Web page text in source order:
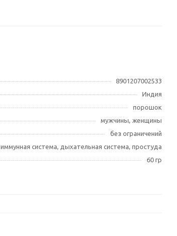
8901207002533
Индия
порошок
мужчины, женщины
без ограничений
иммунная система, дыхательная система, простуда
60 гр